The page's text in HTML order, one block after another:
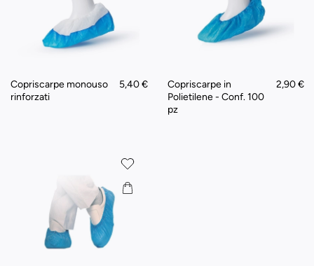
Copriscarpe monouso
rinforzati
5,40 €
Copriscarpe in
Polietilene - Conf. 100
pz
2,90 €